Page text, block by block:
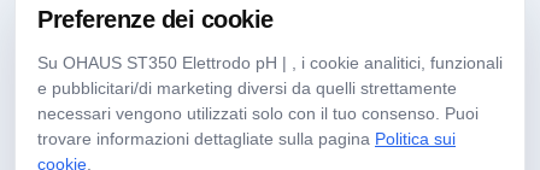
Giorni feriali 08:00-17:30
09:00-13:30
Preferenze dei cookie
Su OHAUS ST350 Elettrodo pH | , i cookie analitici, funzionali
e pubblicitari/di marketing diversi da quelli strettamente
necessari vengono utilizzati solo con il tuo consenso. Puoi
trovare informazioni dettagliate sulla pagina Politica sui
cookie